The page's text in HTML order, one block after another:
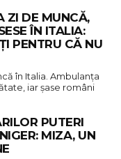
ZI DE MUNCĂ,
ÎN ITALIA:
PENTRU CĂ NU
în Italia. Ambulanța
iar șase români
PUTERI
MIZA, UN